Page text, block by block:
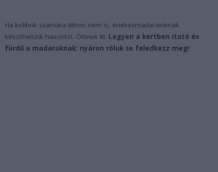
Ha kolibrik számára itthon nem is, énekesmadarainknak
készíthetünk hasonlót. Ötletek itt: Legyen a kertben itató és
fürdő a madaraknak: nyáron róluk se feledkezz meg!